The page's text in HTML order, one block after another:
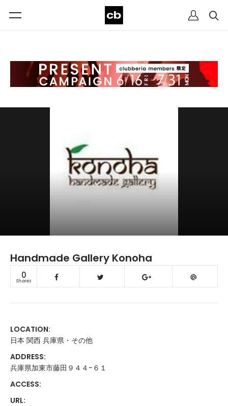
Handmade Gallery Konoha
0
Shares
LOCATION:
日本 関西 兵庫県・その他
ADDRESS:
兵庫県加東市藤田９４４−６１
ACCESS:
URL: